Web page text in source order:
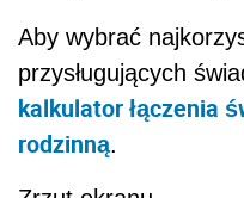
Aby wybrać
przysługujących
kalkulator łączenia
rodzinną.